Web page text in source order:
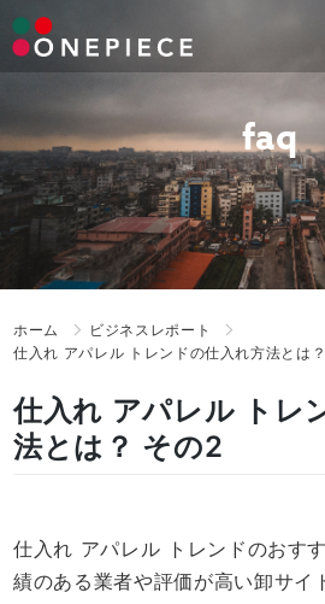
Skip
to
faq
ホーム
ビジネスレポート
仕入れ アパレル トレンドの仕入れ方法とは
仕入れ アパレル トレ
法とは？ その2
仕入れ アパレル トレンドのおす
績のある業者や評価が高い卸サイ